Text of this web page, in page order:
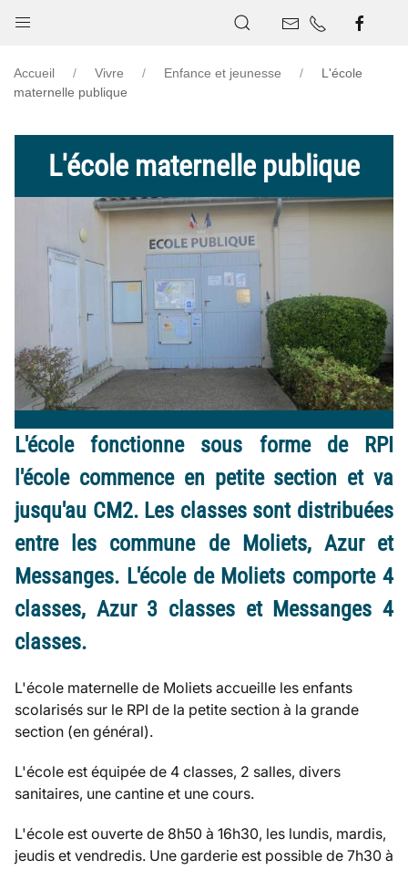
Accueil Vivre Enfance et jeunesse
L'école
maternelle publique
L'école maternelle publique
L'école fonctionne sous forme de RPI
l'école commence en petite section et va
jusqu'au CM2. Les classes sont distribuées
entre les commune de Moliets, Azur et
Messanges. L'école de Moliets comporte 4
classes, Azur 3 classes et Messanges 4
classes.
L'école maternelle de Moliets accueille les enfants
scolarisés sur le RPI de la petite section à la grande
section (en général).
L'école est équipée de 4 classes, 2 salles, divers
sanitaires, une cantine et une cours.
L'école est ouverte de 8h50 à 16h30, les lundis, mardis,
jeudis et vendredis. Une garderie est possible de 7h30 à